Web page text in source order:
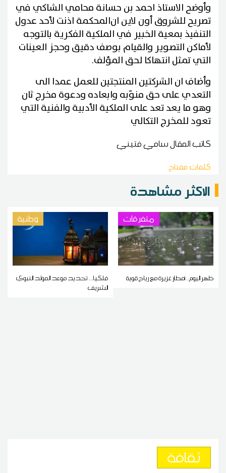
وأوضح الاستاذ احمد بن حسانة محامي الشاكي في
تصريح للشروق أون لاين انالمحكمة اذنت لأحد عدول
التنفيذ بمعية الخبير في الملكية الفكرية بالتوجه
لأماكن التصوير والقيام بوصف دقيق وحجز العينات
التي تمثل انتهاكا لحق المؤلف.
وأضاف ان الشركتين المنتجتين للعمل عمدا الى
التعدي على حق منوّبه وابعاده ودعوة مخرج ثان
وهو ما يعد تعد على الملكية الأدبية والفنية التي
تعود للمخرج التكالي
كاتب المقالسامي فتيني
كلمات مفتاح
الاكثر مشاهدة
متفرقات
ظهر اليوم.. أمطار غزيرة مع رياح قوية
وطنية
فلكيا... تحديد موعد المولد النبوي
الشريف
ثقافة